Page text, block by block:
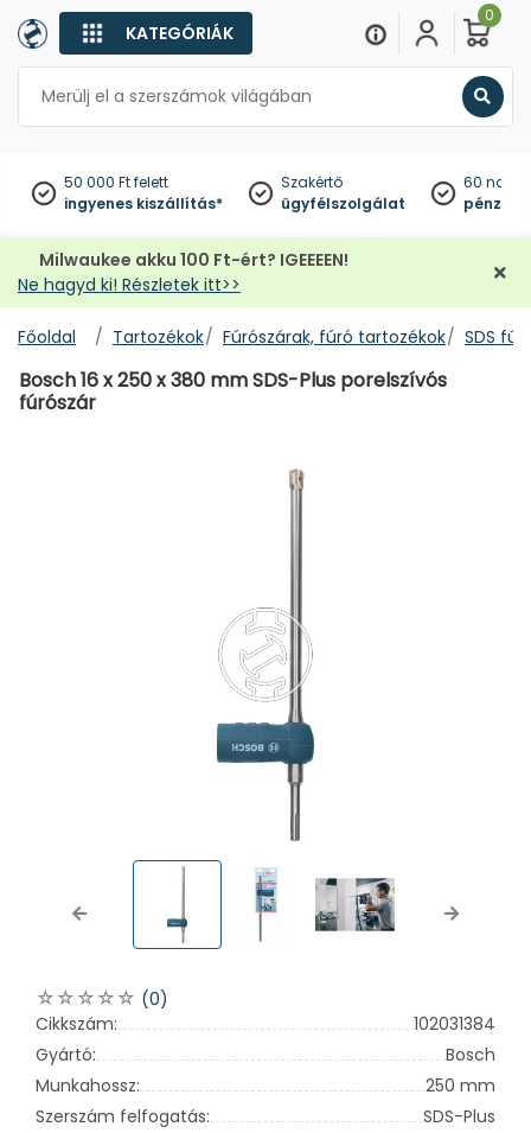
KATEGÓRIÁK
0
50 000 Ft felett
ingyenes kiszállítás*
Szakértő
ügyfélszolgálat
60
Milwaukee akku 100 Ft-ért? IGEEEEN!
Ne hagyd ki! Részletek itt>>
Főoldal Tartozékok Fúrószárak, fúró tartozékok SDS
Bosch 16 x 250 x 380 mm SDS-Plus porelszívós
fúrószár
Previous Next
(0)
Cikkszám:
102031384
Gyártó:
Bosch
Munkahossz:
250 mm
Szerszám felfogatás:
SDS-Plus